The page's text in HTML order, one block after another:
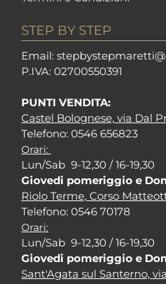
STEP BY STEP
Email: stepbystepm
P.IVA: 02700550391
PUNTI VENDITA:
Castel Bolognese, via Dal
Telefono: 0546 656823
Orari:
Lun/Sab 9-12,30 / 16-19,30
Giovedi pomeriggio e
Riolo Terme, Corso
Telefono: 0546 70178
Orari:
Lun/Sab 9-12,30 / 16-19,30
Giovedi pomeriggio e
Sant'Agata sul Santerno,